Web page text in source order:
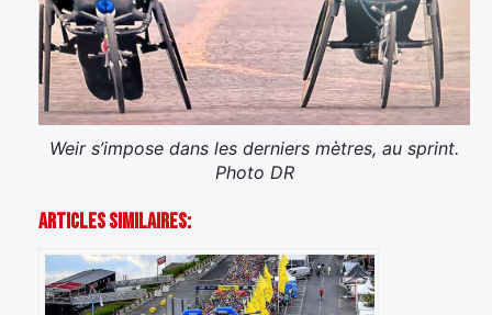
Weir s’impose dans les derniers mètres, au sprint.
Photo DR
Articles Similaires: